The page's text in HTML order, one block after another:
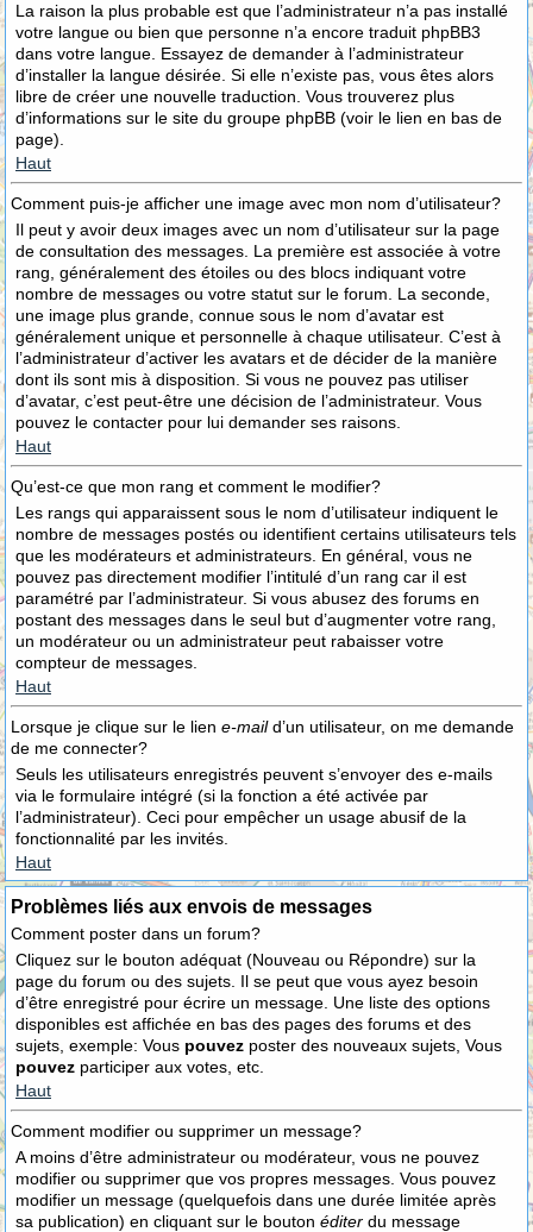
La raison la plus probable est que l’administrateur n’a pas installé
votre langue ou bien que personne n’a encore traduit phpBB3
dans votre langue. Essayez de demander à l’administrateur
d’installer la langue désirée. Si elle n’existe pas, vous êtes alors
libre de créer une nouvelle traduction. Vous trouverez plus
d’informations sur le site du groupe phpBB (voir le lien en bas de
page).
Haut
Comment puis-je afficher une image avec mon nom d’utilisateur?
Il peut y avoir deux images avec un nom d’utilisateur sur la page
de consultation des messages. La première est associée à votre
rang, généralement des étoiles ou des blocs indiquant votre
nombre de messages ou votre statut sur le forum. La seconde,
une image plus grande, connue sous le nom d’avatar est
généralement unique et personnelle à chaque utilisateur. C’est à
l’administrateur d’activer les avatars et de décider de la manière
dont ils sont mis à disposition. Si vous ne pouvez pas utiliser
d’avatar, c’est peut-être une décision de l’administrateur. Vous
pouvez le contacter pour lui demander ses raisons.
Haut
Qu’est-ce que mon rang et comment le modifier?
Les rangs qui apparaissent sous le nom d’utilisateur indiquent le
nombre de messages postés ou identifient certains utilisateurs tels
que les modérateurs et administrateurs. En général, vous ne
pouvez pas directement modifier l’intitulé d’un rang car il est
paramétré par l’administrateur. Si vous abusez des forums en
postant des messages dans le seul but d’augmenter votre rang,
un modérateur ou un administrateur peut rabaisser votre
compteur de messages.
Haut
Lorsque je clique sur le lien e-maild’un utilisateur, on me demande
de me connecter?
Seuls les utilisateurs enregistrés peuvent s’envoyer des e-mails
via le formulaire intégré (si la fonction a été activée par
l’administrateur). Ceci pour empêcher un usage abusif de la
fonctionnalité par les invités.
Haut
Problèmes liés aux envois de messages
Comment poster dans un forum?
Cliquez sur le bouton adéquat (Nouveau ou Répondre) sur la
page du forum ou des sujets. Il se peut que vous ayez besoin
d’être enregistré pour écrire un message. Une liste des options
disponibles est affichée en bas des pages des forums et des
sujets, exemple: Vous pouvez poster des nouveaux sujets, Vous
pouvez participer aux votes, etc.
Haut
Comment modifier ou supprimer un message?
A moins d’être administrateur ou modérateur, vous ne pouvez
modifier ou supprimer que vos propres messages. Vous pouvez
modifier un message (quelquefois dans une durée limitée après
sa publication) en cliquant sur le bouton éditer du message